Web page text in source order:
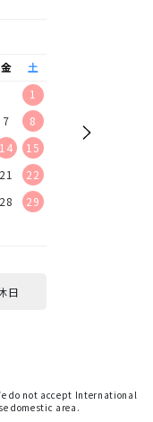
金
土
1
7
8
14
15
21
22
28
29
日
do not accept International
domestic area.